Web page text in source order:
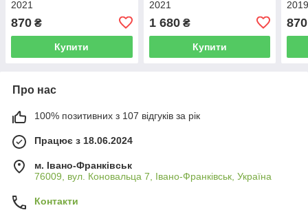
2021
870 ₴
Купити
2021
1 680₴
Купити
870
Про нас
100% позитивних з 107 відгуків за рік
Працює з 18.06.2024
м. Івано-Франківськ
76009, вул. Коновальца 7, Івано-Франківськ, Україна
Контакти